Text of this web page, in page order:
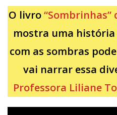
O livro“Sombrinhas”
mostra uma
com as sombras
vai narrar essa
Professora Liliane